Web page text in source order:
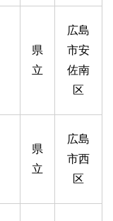
県
立
広島
市安
佐南
区
県
立
広島
市西
区